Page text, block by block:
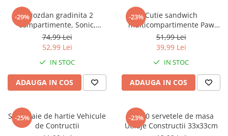
Tom & Jerry
Transformers
Top Wings
Incaltaminte baieti
Ghete si cizme baieti
Pantofi baieti
Papuci si slapi baieti
Sandale baieti
Rainbow High
Garfield
Nightmare before Christmas
EplusM
Perletti
Arditex
-29%Ghiozdan gradinita 2
compartimente, Sonic,
30x25x12 cm
74,99 Lei
52,99 Lei
IN STOC
ADAUGA IN COS
-23%Cutie sandwich
multicompartimente Paw
Patrol Superpowers
51,99 Lei
39,99 Lei
IN STOC
ADAUGA IN COS
-25%
Set 4 paie de hartie Vehicule
de Contructii
-23%
Set 20 servetele de masa
Utilaje Constructii 33x33cm